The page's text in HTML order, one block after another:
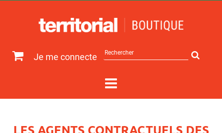
Je me connecte
sur
LES AGENTS CONTRACTUELS DES